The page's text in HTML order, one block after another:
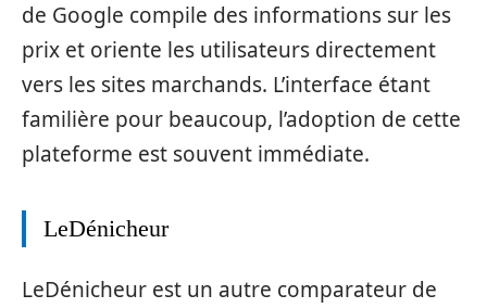
de Google compile des informations sur les
prix et oriente les utilisateurs directement
vers les sites marchands. L’interface étant
familière pour beaucoup, l’adoption de cette
plateforme est souvent immédiate.
LeDénicheur
LeDénicheur est un autre comparateur de